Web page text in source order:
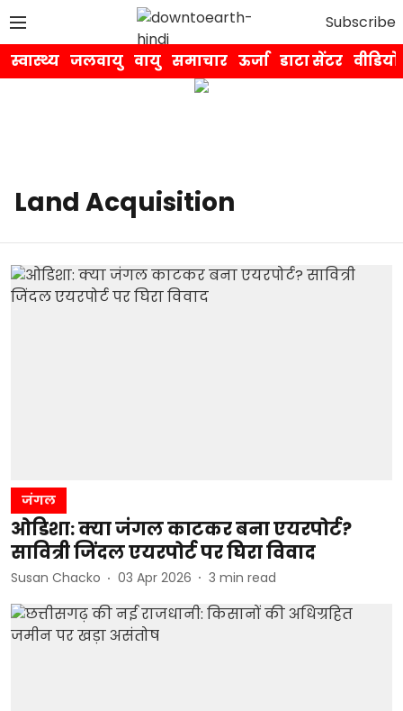
Subscribe
स्वास्थ्य जलवायु वायु समाचार ऊर्जा डाटा सेंटर वीडियो
Land Acquisition
जंगल
ओडिशा: क्या जंगल काटकर बना एयरपोर्ट?
सावित्री जिंदल एयरपोर्ट पर घिरा विवाद
Susan Chacko 03 Apr 2026 3 min read